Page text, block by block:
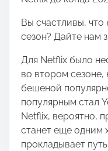
Вы счастливы, что
сезон? Дайте нам
Для Netflix было
во втором сезоне,
бешеной
популярным стал
Netflix, вероятно,
станет еще одним
прокладывает